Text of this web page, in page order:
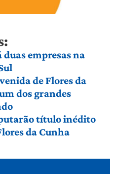
empresas na
de Flores da
dos grandes
título inédito
da Cunha